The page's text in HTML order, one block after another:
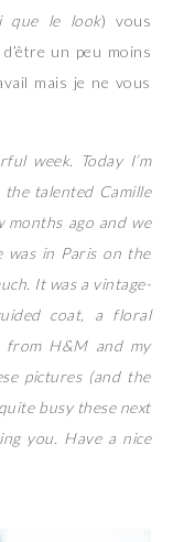
que le look) vous
un peu moins
mais je ne vous
week. Today I’m
talented Camille
months ago and we
was in Paris on the
It was a vintage-
coat, a floral
H&M and my
pictures (and the
busy these next
you. Have a nice